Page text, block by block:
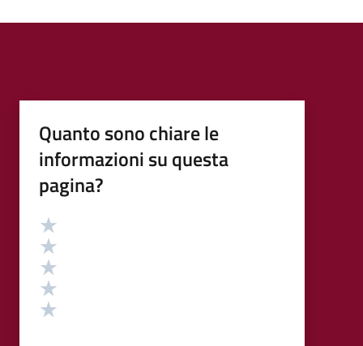
Quanto sono chiare le
informazioni su questa
pagina?
Valutazione